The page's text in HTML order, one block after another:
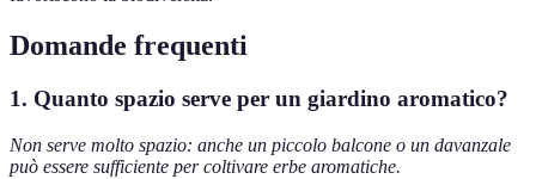
Domande frequenti
1. Quanto spazio serve per un giardino aromatico?
Non serve molto spazio: anche un piccolo balcone o un davanzale
può essere sufficiente per coltivare erbe aromatiche.